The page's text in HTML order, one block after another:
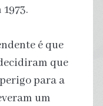
é que
que
para a
um